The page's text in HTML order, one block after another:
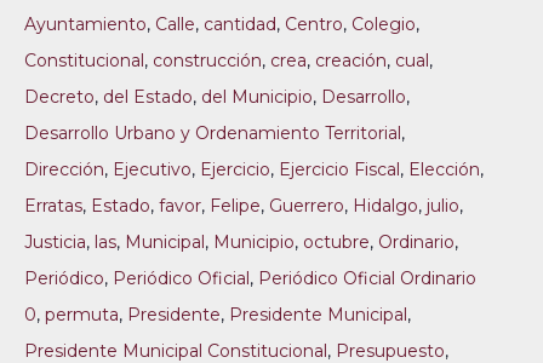
Ayuntamiento, Calle, cantidad, Centro, Colegio,
Constitucional, construcción, crea, creación, cual,
Decreto, del Estado, del Municipio, Desarrollo,
Desarrollo Urbano y Ordenamiento Territorial,
Dirección, Ejecutivo, Ejercicio, Ejercicio Fiscal, Elección,
Erratas, Estado, favor, Felipe, Guerrero, Hidalgo, julio,
Justicia, las, Municipal, Municipio, octubre, Ordinario,
Periódico, Periódico Oficial, Periódico Oficial Ordinario
0, permuta, Presidente, Presidente Municipal,
Presidente Municipal Constitucional, Presupuesto,